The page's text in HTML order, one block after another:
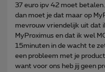
37 euro ipv 42 moet
dan moet je dat maar op
mevrouw vriendelijk uit dat
MyProximus en dat ik wel
15minuten in de wacht te
een probleem met je
want voor ons heb jij geen